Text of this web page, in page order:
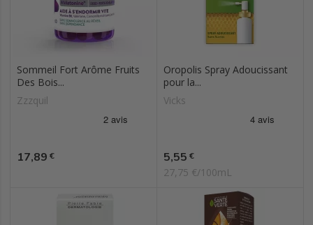
Sommeil Fort Arôme Fruits
Des Bois...
Zzzquil
Prix
17,89 €
Oropolis Spray Adoucissant
pour la...
Vicks
Prix
5,55 €
27,75 €/100mL